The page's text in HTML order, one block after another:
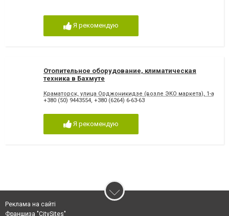
Я рекомендую
Отопительное оборудование, климатическая
техника в Бахмуте
Краматорск, улица Орджоникидзе (возле ЭКО маркета), 1-а
+380 (50) 9443554, +380 (6264) 6-63-63
Я рекомендую
Реклама на сайті
Франшиза "CitySites"